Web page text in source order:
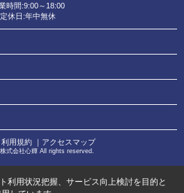
時間:9:00～18:00
定休日:年中無休
利用規約｜ アクセスマップ
式会社心輝 All rights reserved.
利用状況把握、サービス向上検討を目的と